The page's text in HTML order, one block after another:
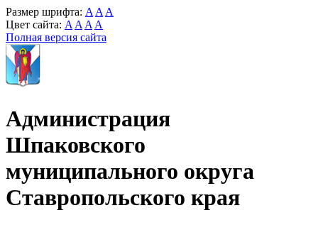
Размер шрифта: A A A
Цвет сайта: A A A A
Полная версия сайта
Администрация
Шпаковского
муниципального округа
Ставропольского края